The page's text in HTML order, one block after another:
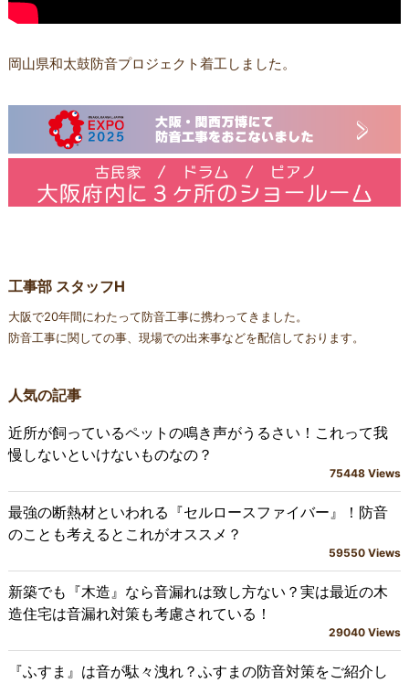
岡山県和太鼓防音プロジェクト着工しました。
工事部 スタッフH
大阪で20年間にわたって防音工事に携わってきました。
防音工事に関しての事、現場での出来事などを配信しております。
人気の記事
近所が飼っているペットの鳴き声がうるさい！これって我
慢しないといけないものなの？
75448 Views
最強の断熱材といわれる『セルロースファイバー』！防音
のことも考えるとこれがオススメ？
59550 Views
新築でも『木造』なら音漏れは致し方ない？実は最近の木
造住宅は音漏れ対策も考慮されている！
29040 Views
『ふすま』は音が駄々洩れ？ふすまの防音対策をご紹介し